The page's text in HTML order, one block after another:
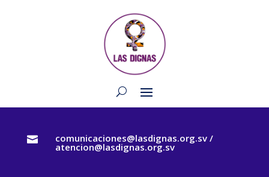
 comunicaciones@lasdignas.org.sv /
atencion@lasdignas.org.sv